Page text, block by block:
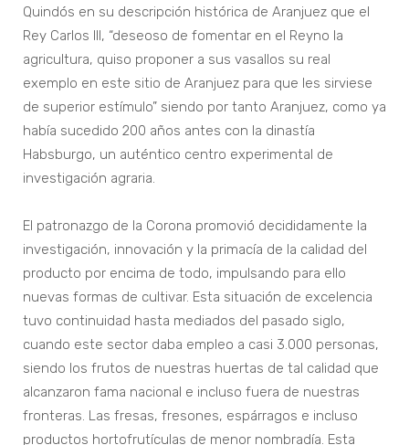
Quindós en su descripción histórica de Aranjuez que el
Rey Carlos III, “deseoso de fomentar en el Reyno la
agricultura, quiso proponer a sus vasallos su real
exemplo en este sitio de Aranjuez para que les sirviese
de superior estímulo” siendo por tanto Aranjuez, como ya
había sucedido 200 años antes con la dinastía
Habsburgo, un auténtico centro experimental de
investigación agraria.
El patronazgo de la Corona promovió decididamente la
investigación, innovación y la primacía de la calidad del
producto por encima de todo, impulsando para ello
nuevas formas de cultivar. Esta situación de excelencia
tuvo continuidad hasta mediados del pasado siglo,
cuando este sector daba empleo a casi 3.000 personas,
siendo los frutos de nuestras huertas de tal calidad que
alcanzaron fama nacional e incluso fuera de nuestras
fronteras. Las fresas, fresones, espárragos e incluso
productos hortofrutículas de menor nombradía. Esta